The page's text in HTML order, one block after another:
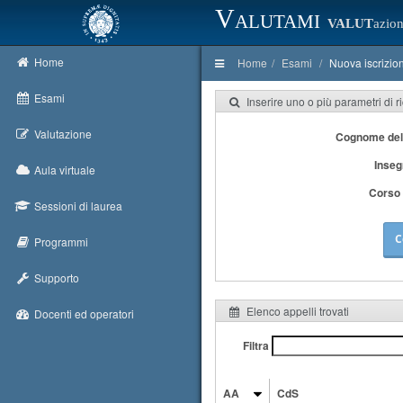
Valutami VALUT
Home
Esami
Valutazione
Aula virtuale
Sessioni di laurea
Programmi
Supporto
Docenti ed operatori
Home Esami Nuova
Inserire uno o più parametri di
Cognome
Corso
Elenco appelli trovati
Filtra
AA CdS